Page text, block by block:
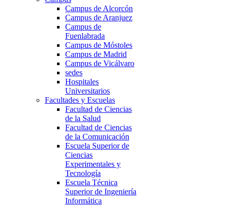
Campus de Alcorcón
Campus de Aranjuez
Campus de
Fuenlabrada
Campus de Móstoles
Campus de Madrid
Campus de Vicálvaro
sedes
Hospitales
Universitarios
Facultades y Escuelas
Facultad de Ciencias
de la Salud
Facultad de Ciencias
de la Comunicación
Escuela Superior de
Ciencias
Experimentales y
Tecnología
Escuela Técnica
Superior de Ingeniería
Informática